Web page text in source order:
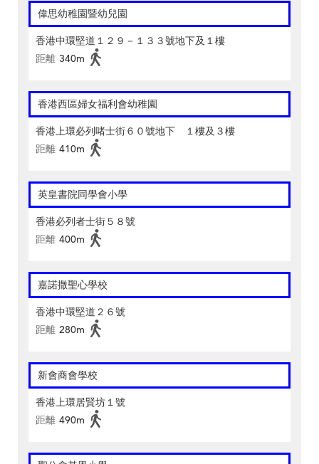
偉思幼稚園暨幼兒園
香港中環堅道１２９－１３３號地下及１樓
距離 340m
香港西區婦女福利會幼稚園
香港上環必列啫士街６０號地下 １樓及３樓
距離 410m
英皇書院同學會小學
香港必列者士街５８號
距離 400m
嘉諾撒聖心學校
香港中環堅道２６號
距離 280m
新會商會學校
香港上環居賢坊１號
距離 490m